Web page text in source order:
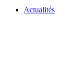
Actualités